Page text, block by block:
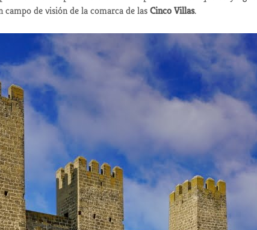
de visión de la comarca de lasCinco Villas.